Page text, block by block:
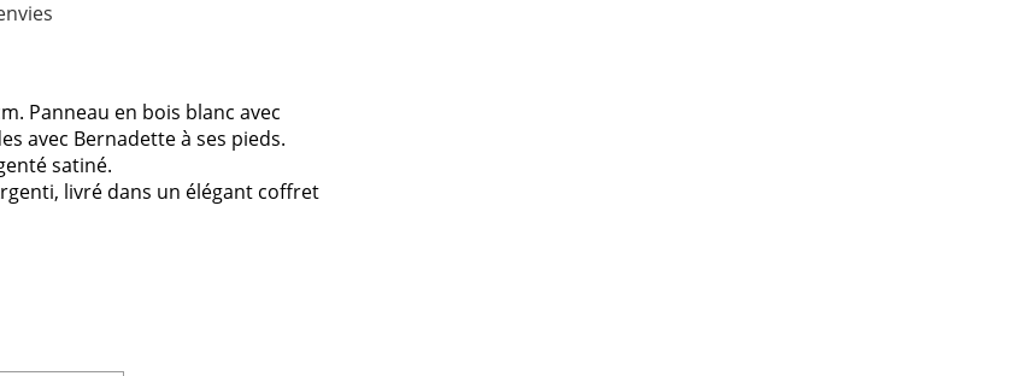
Panneau en bois blanc avec
avec Bernadette à ses pieds.
satiné.
livré dans un élégant coffret